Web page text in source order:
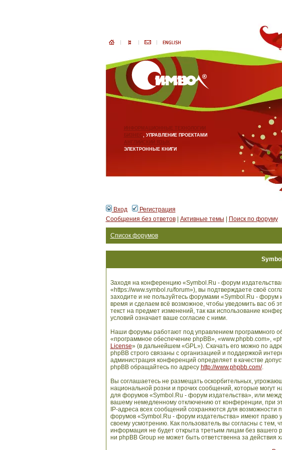
ИНФОРМАЦИОННЫЕ ТЕХНОЛОГИИ
БИЗНЕС, УПРАВЛЕНИЕ ПРОЕКТАМИ
АНГЛИЙСКИЙ ЯЗЫК
ЭЛЕКТРОННЫЕ КНИГИ
Вход
Регистрация
Сообщения без ответов| Активные темы Поиск по форуму
Список форумов
Заходя на конференцию «Symbol.Ru - форум
«https://www.symbol.ru/forum»), вы подтверждаете своё
заходите и не пользуйтесь форумами «Symbol.Ru -
время и сделаем всё возможное, чтобы уведомить вас об
текст на предмет изменений, так как использование
условий означает ваше согласие с ними.
Наши форумы работают под управлением программного
«программное обеспечение phpBB», «www.phpbb.com»,
License» (в дальнейшем «GPL»). Скачать его можно по
phpBB строго связаны с организацией и поддержкой
администрация конференций определяет в качестве
phpBB обращайтесь по адресу http://www.phpbb.com/.
Вы соглашаетесь не размещать оскорбительных,
национальной розни и прочих сообщений, которые могут
для форумов «Symbol.Ru - форум издательства», или
вашему немедленному отключению от конференции, при
IP-адреса всех сообщений сохраняются для
форумов «Symbol.Ru - форум издательства» имеют право
своему усмотрению. Как пользователь вы согласны с
информация не будет открыта третьим лицам без
ни phpBB Group не может быть ответственна за действия